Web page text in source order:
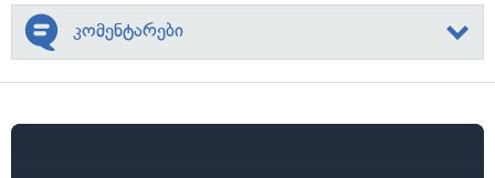
კომენტარები